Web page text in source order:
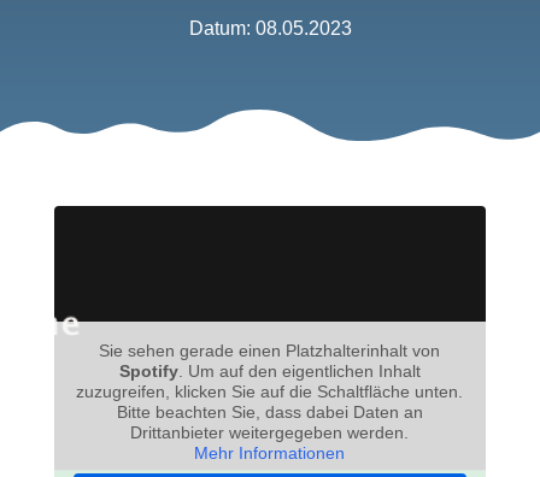
Datum: 08.05.2023
Sie sehen gerade einen Platzhalterinhalt von
Spotify. Um auf den eigentlichen Inhalt
zuzugreifen, klicken Sie auf die Schaltfläche unten.
Bitte beachten Sie, dass dabei Daten an
Drittanbieter weitergegeben werden.
Mehr Informationen